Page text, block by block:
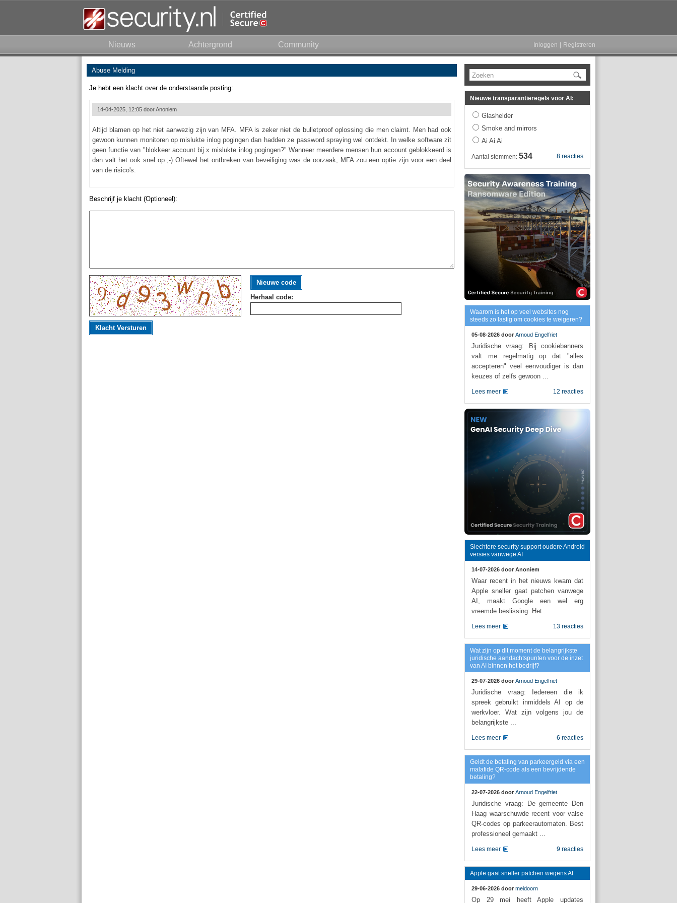
Nieuws Achtergrond Community Inloggen Registreren
Abuse Melding
Je hebt een klacht over de onderstaande posting:
14-04-2025, 12:05 doorAnoniem
Altijd blamen op het niet aanwezig zijn van MFA. MFA is zeker niet de bulletproof oplossing die men claimt. Men had ook
gewoon kunnen monitoren op mislukte inlog pogingen dan hadden ze password spraying wel ontdekt. In welke software zit
geen functie van "blokkeer account bij x mislukte inlog pogingen?" Wanneer meerdere mensen hun account geblokkeerd is
dan valt het ook snel op ;-) Oftewel het ontbreken van beveiliging was de oorzaak, MFA zou een optie zijn voor een deel
van de risico's.
Beschrijf je klacht (Optioneel):
Nieuwe code
Herhaal code:
Klacht Versturen
Zoeken
Nieuwe transparantieregels voor AI:
Glashelder
Smoke and mirrors
Ai Ai Ai
8 reacties
Aantal stemmen: 534
Waarom is het op veel websites nog
steeds zo lastig om cookies te weigeren?
05-08-2026 door Arnoud Engelfriet
Juridische vraag: Bij cookiebanners
valt me regelmatig op dat "alles
accepteren" veel eenvoudiger is dan
keuzes of zelfs gewoon ...
12 reacties
Lees meer
Slechtere security support oudere Android
versies vanwege AI
14-07-2026 door Anoniem
Waar recent in het nieuws kwam dat
Apple sneller gaat patchen vanwege
AI, maakt Google een wel erg
vreemde beslissing: Het ...
13 reacties
Lees meer
Wat zijn op dit moment de belangrijkste
juridische aandachtspunten voor de inzet
van AI binnen het bedrijf?
29-07-2026 door Arnoud Engelfriet
Juridische vraag: Iedereen die ik
spreek gebruikt inmiddels AI op de
werkvloer. Wat zijn volgens jou de
belangrijkste ...
6 reacties
Lees meer
Geldt de betaling van parkeergeld via een
malafide QR-code als een bevrijdende
betaling?
22-07-2026 door Arnoud Engelfriet
Juridische vraag: De gemeente Den
Haag waarschuwde recent voor valse
QR-codes op parkeerautomaten. Best
professioneel gemaakt ...
9 reacties
Lees meer
Apple gaat sneller patchen wegens AI
29-06-2026 door meidoorn
Op 29 mei heeft Apple updates